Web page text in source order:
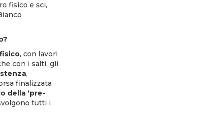
fisico e sci,
, con lavori
con i salti, gli
,
finalizzata
della ‘pre-
tutti i